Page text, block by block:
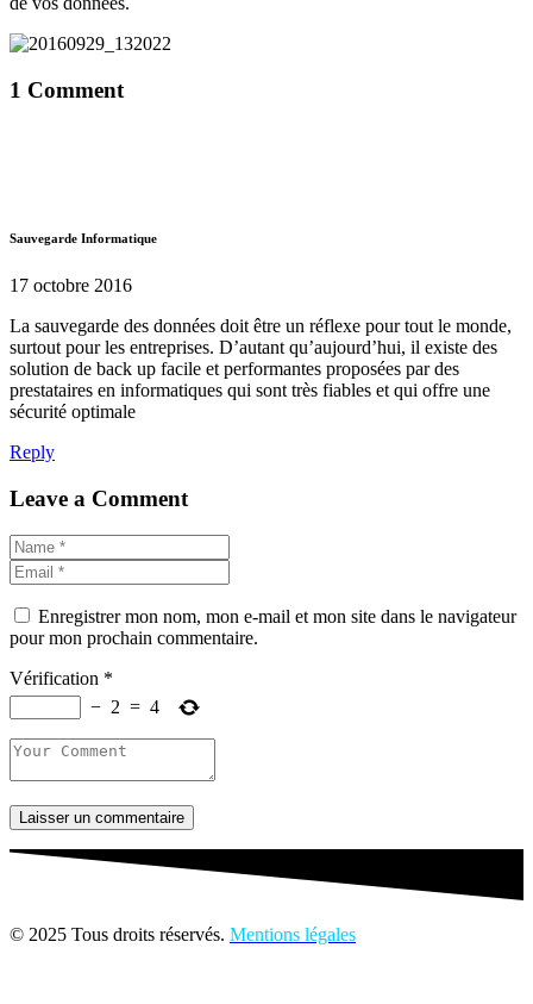
1 Comment
Sauvegarde Informatique
17 octobre 2016
La sauvegarde des données doit être un réflexe pour tout le monde,
surtout pour les entreprises. D’autant qu’aujourd’hui, il existe des
solution de back up facile et performantes proposées par des
prestataires en informatiques qui sont très fiables et qui offre une
sécurité optimale
Reply
Leave a Comment
Enregistrer mon nom, mon e-mail et mon site dans le navigateur
pour mon prochain commentaire.
Vérification *
− 2 = 4
Laisser un commentaire
© 2025 Tous droits réservés. Mentions légales